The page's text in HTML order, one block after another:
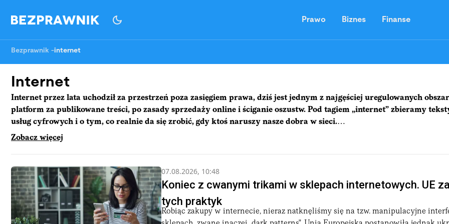
Prawo Biznes Finanse
Bezprawnik -internet
Internet
Internet przez lata uchodził za przestrzeń poza zasięgiem prawa, dziś jest jednym z najgęściej uregulowanych
platform za publikowane treści, po zasady sprzedaży online i ściganie oszustw. Pod tagiem „internet” zbieramy
usług cyfrowych i o tym, co realnie da się zrobić, gdy ktoś naruszy nasze dobra w sieci.
Fundamentem pozostają unijne przepisy o ochronie danych, które dają prawo dostępu do informacji przetwarzanych
usunięcia, potocznie nazywanego prawem do bycia zapomnianym. Odrębną kwestią są pliki cookies i zgody zbierane przy
utrudniające odmowę bardziej niż akceptację. Piszemy o profilowaniu na potrzeby reklamy, o wyciekach baz danych i o
do sieci, a także o zadośćuczynieniach zasądzanych w takich sprawach. Materiały te oznaczamy hasłem
RODO , a szerzej
Zobacz więcej
07.08.2026, 10:48
Koniec z cwanymi trikami w sklepach internetowych. UE
tych praktyk
Robiąc zakupy w internecie, nieraz natknęliśmy się na tzw. manipulacyjne